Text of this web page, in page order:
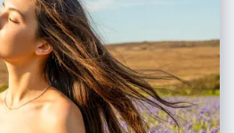
to pack 5-7 scenes from bottom to
the "Infinite
on a hill; the ground at your feet doesn't
That's the bottom edge view. 2.
5